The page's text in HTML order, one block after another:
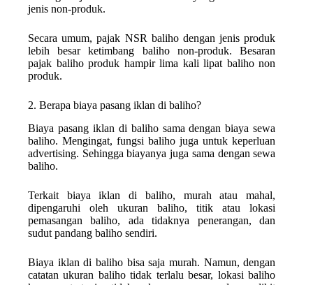
jenis non-produk.
Secara umum, pajak NSR baliho dengan jenis produk
lebih besar ketimbang baliho non-produk. Besaran
pajak baliho produk hampir lima kali lipat baliho non
produk.
2. Berapa biaya pasang iklan di baliho?
Biaya pasang iklan di baliho sama dengan biaya sewa
baliho. Mengingat, fungsi baliho juga untuk keperluan
advertising. Sehingga biayanya juga sama dengan sewa
baliho.
Terkait biaya iklan di baliho, murah atau mahal,
dipengaruhi oleh ukuran baliho, titik atau lokasi
pemasangan baliho, ada tidaknya penerangan, dan
sudut pandang baliho sendiri.
Biaya iklan di baliho bisa saja murah. Namun, dengan
catatan ukuran baliho tidak terlalu besar, lokasi baliho